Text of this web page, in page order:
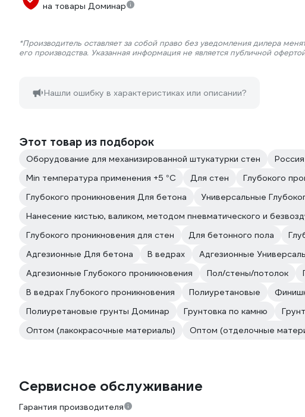
на товары Доминар
*Производитель оставляет за собой право без уведомления дилера
его производства. Указанная информация не является публичной
Нашли ошибку в характеристиках или описании?
Этот товар из подборок
Оборудование для механизированной штукатурки стен Россия
Min температура применения +5 °С
Для стен Глубокого
Глубокого проникновения Для бетона
Универсальные
Нанесение кистью, валиком, методом пневматического и
Глубокого проникновения для стен
Для бетонного пола
Адгезионные Для бетона
В ведрах Адгезионные
Адгезионные Глубокого проникновения
Пол/стены/потолок
В ведрах Глубокого проникновения
Полиуретановые
Полиуретановые грунты Доминар
Грунтовка по камню
Оптом (лакокрасочные материалы)
Оптом (отделочные
Сервисное обслуживание
Гарантия производителя